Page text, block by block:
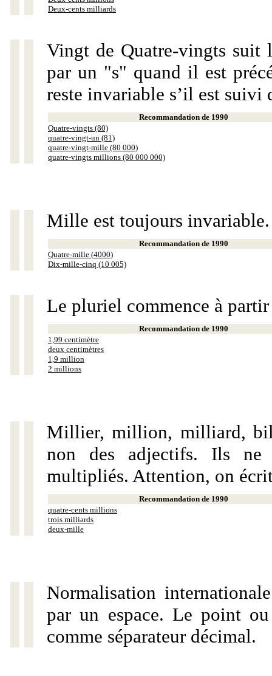
Deux-cents milliards
Vingt de Quatre-vingts suit
par un "s" quand il est
reste invariable s’il est suivi
Recommandation de 1990
Quatre-vingts (80)
quatre-vingt-un (81)
quatre-vingt-mille (80 000)
quatre-vingts millions (80 000 000)
Mille est toujours invariable.
Recommandation de 1990
Quatre-mille (4000)
Dix-mille-cinq (10 005)
Le pluriel commence à
Recommandation de 1990
1,99 centimètre
deux centimètres
1,9 million
2 millions
Millier, million, milliard,
non des adjectifs. Ils ne
multipliés. Attention, on
Recommandation de 1990
quatre-cents millions
trois milliards
deux-mille
Normalisation
par un espace. Le point
comme séparateur décimal.